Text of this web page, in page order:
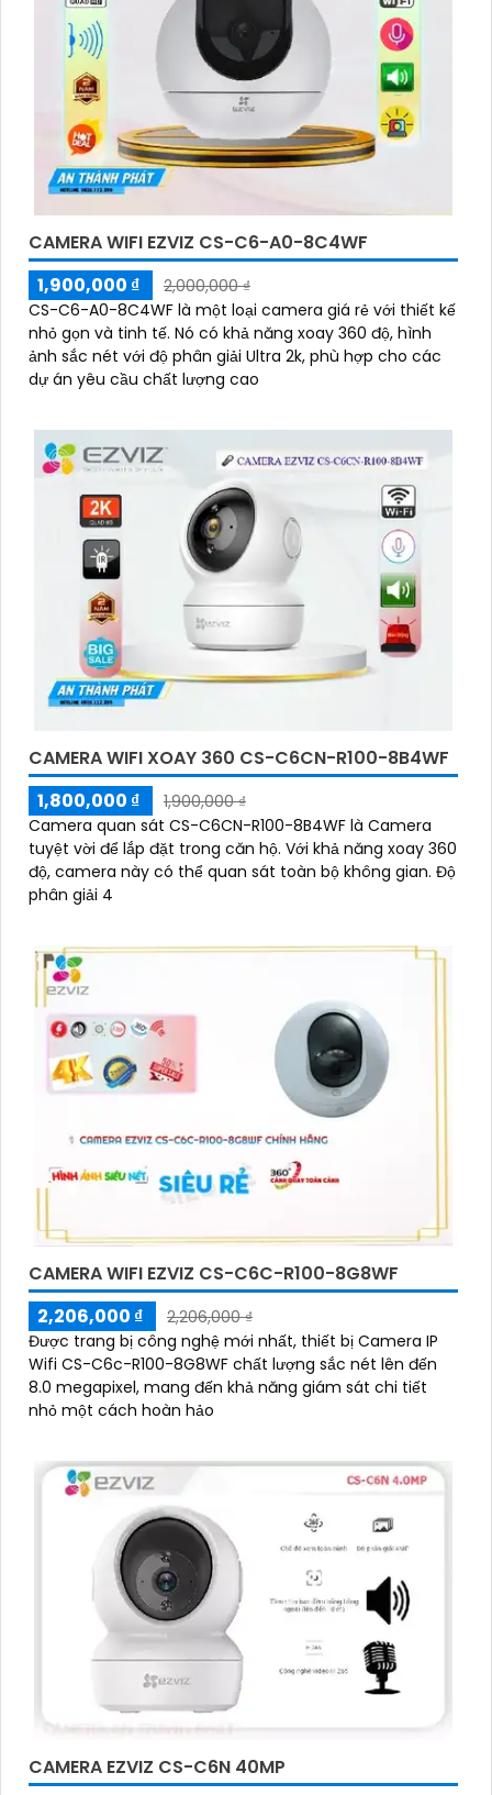
CAMERA WIFI EZVIZ CS-C6-A0-8C4WF
1,900,000 ₫
2,000,000 ₫
CS-C6-A0-8C4WF là một loại camera giá rẻ với thiết kế
nhỏ gọn và tinh tế. Nó có khả năng xoay 360 độ, hình
ảnh sắc nét với độ phân giải Ultra 2k, phù hợp cho các
dự án yêu cầu chất lượng cao
CAMERA WIFI XOAY 360 CS-C6CN-R100-8B4WF
1,800,000 ₫
1,900,000 ₫
Camera quan sát CS-C6CN-R100-8B4WF là Camera
tuyệt vời để lắp đặt trong căn hộ. Với khả năng xoay 360
độ, camera này có thể quan sát toàn bộ không gian. Độ
phân giải 4
CAMERA WIFI EZVIZ CS-C6C-R100-8G8WF
2,206,000 ₫
2,206,000 ₫
Được trang bị công nghệ mới nhất, thiết bị Camera IP
Wifi CS-C6c-R100-8G8WF chất lượng sắc nét lên đến
8.0 megapixel, mang đến khả năng giám sát chi tiết
nhỏ một cách hoàn hảo
CAMERA EZVIZ CS-C6N 40MP